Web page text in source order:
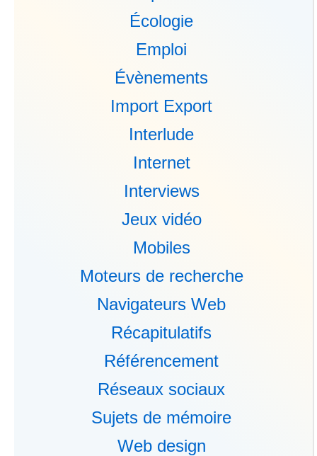
Écologie
Emploi
Évènements
Import Export
Interlude
Internet
Interviews
Jeux vidéo
Mobiles
Moteurs de recherche
Navigateurs Web
Récapitulatifs
Référencement
Réseaux sociaux
Sujets de mémoire
Web design